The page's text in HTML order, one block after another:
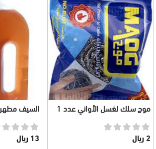
موج سلك لغسل الأواني عدد 1
2 ريال
السيف مطهر
13 ريال